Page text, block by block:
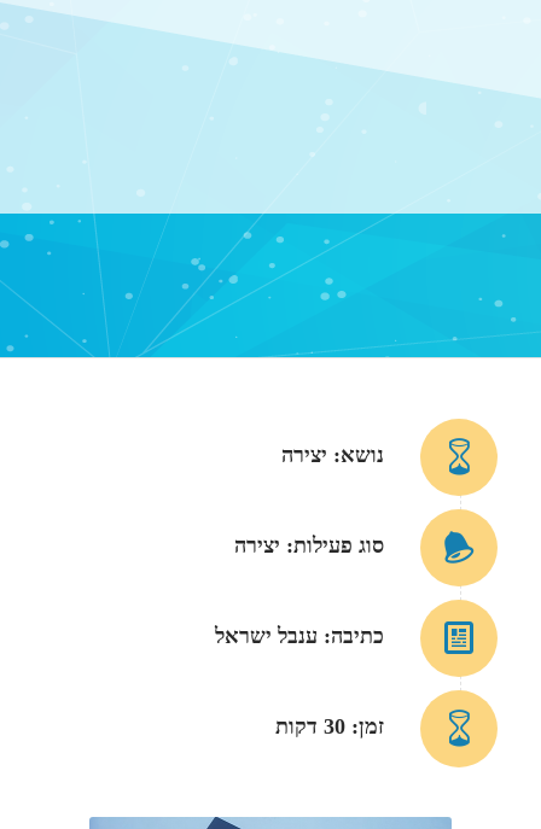
נושא: יצירה
סוג פעילות: יצירה
כתיבה: ענבל ישראל
זמן: 30 דקות